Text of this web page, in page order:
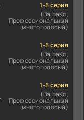
1-5 серия
(BaibaKo,
Профессиональный
многоголосый)
1-5 серия
(BaibaKo,
Профессиональный
многоголосый)
1-5 серия
(BaibaKo,
Профессиональный
многоголосый)